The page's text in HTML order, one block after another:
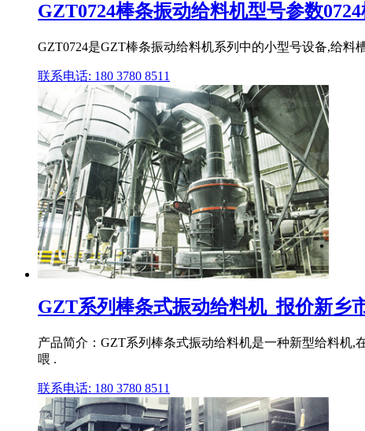
GZT0724棒条振动给料机型号参数
GZT0724是GZT棒条振动给料机系列中的小型号设备,给料
联系电话: 180 3780 8511
GZT系列棒条式振动给料机_报价新乡
产品简介：GZT系列棒条式振动给料机是一种新型给料机
喂 .
联系电话: 180 3780 8511